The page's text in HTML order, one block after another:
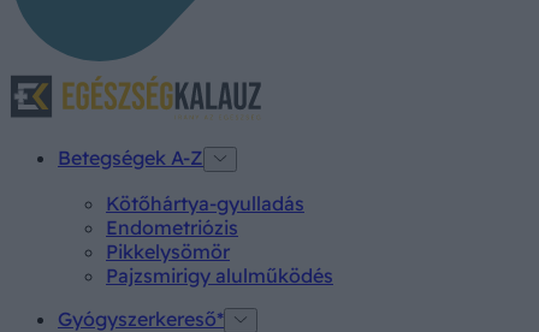
Betegségek A-Z
Kötőhártya-gyulladás
Endometriózis
Pikkelysömör
Pajzsmirigy alulműködés
Gyógyszerkereső*